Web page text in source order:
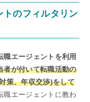
のフィルタリン
職エージェントを利用
者が付いて転職活動の
策、年収交渉)をして
職エージェントに教わ